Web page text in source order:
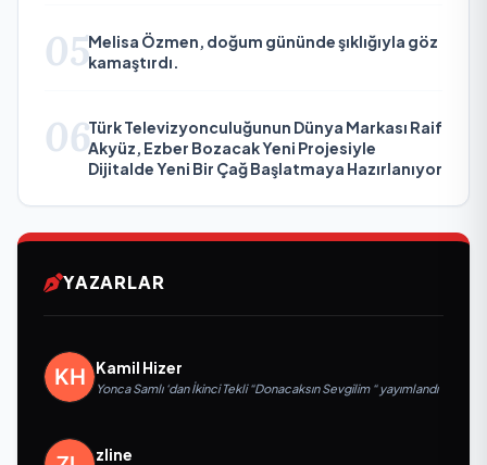
05Melisa Özmen, doğum gününde şıklığıyla göz
kamaştırdı.
06Türk Televizyonculuğunun Dünya Markası Raif
Akyüz, Ezber Bozacak Yeni Projesiyle
Dijitalde Yeni Bir Çağ Başlatmaya Hazırlanıyor
YAZARLAR
Kamil Hizer
Yonca Samlı ‘dan İkinci Tekli “Donacaksın Sevgilim “ yayımlandı
zline